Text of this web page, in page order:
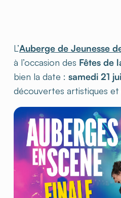
L’Auberge de Jeunesse
à l’occasion des Fêtes de
bien la date : samedi 21
découvertes artistiques